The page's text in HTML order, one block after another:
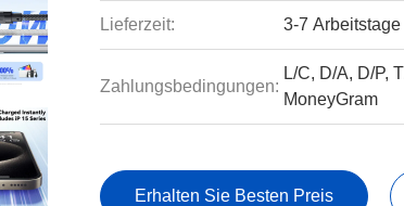
Lieferzeit: 3-7 Arbeitstage
Zahlungsbedingungen:
L/C, D/A, D/P,
MoneyGram
Erhalten Sie Besten Preis